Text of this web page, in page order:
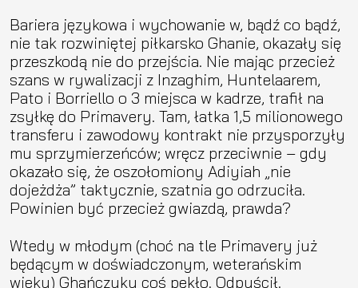
Bariera językowa i wychowanie w, bądź co bądź,
nie tak rozwiniętej piłkarsko Ghanie, okazały się
przeszkodą nie do przejścia. Nie mając przecież
szans w rywalizacji z Inzaghim, Huntelaarem,
Pato i Borriello o 3 miejsca w kadrze, trafił na
zsyłkę do Primavery. Tam, łatka 1,5 milionowego
transferu i zawodowy kontrakt nie przysporzyły
mu sprzymierzeńców; wręcz przeciwnie – gdy
okazało się, że oszołomiony Adiyiah „nie
dojeżdża” taktycznie, szatnia go odrzuciła.
Powinien być przecież gwiazdą, prawda?
Wtedy w młodym (choć na tle Primavery już
będącym w doświadczonym, weterańskim
wieku) Ghańczyku coś pękło. Odpuścił.